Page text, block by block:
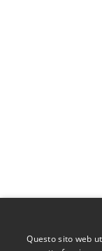
Questo sito web